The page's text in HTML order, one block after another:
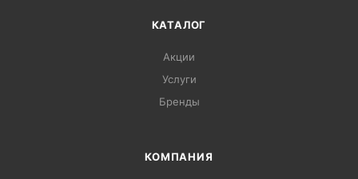
КАТАЛОГ
Акции
Услуги
Бренды
КОМПАНИЯ